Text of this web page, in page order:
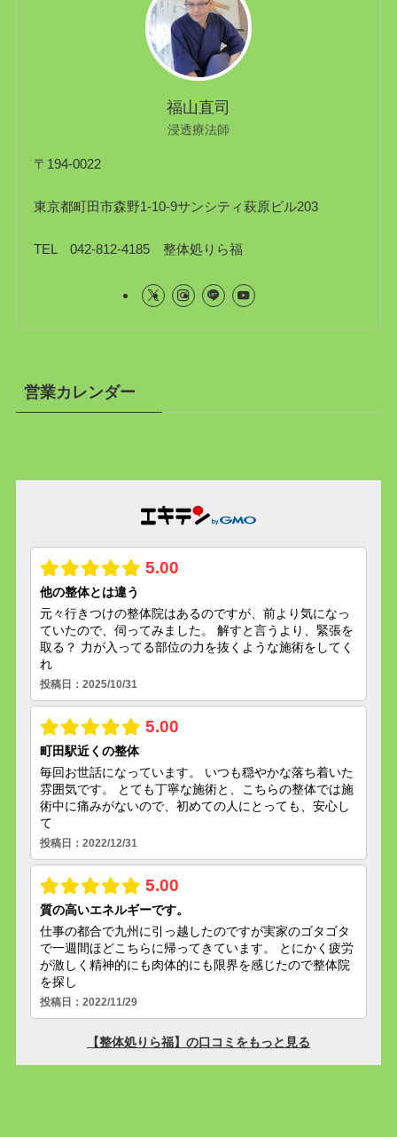
福山直司
浸透療法師
〒194-0022
東京都町田市森野1-10-9サンシティ萩原ビル203
TEL 042-812-4185 整体処りら福
営業カレンダー